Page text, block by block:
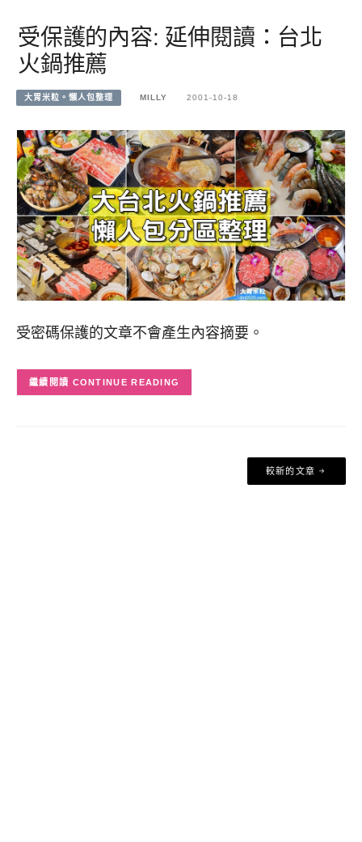
受保護的內容: 延伸閱讀：台北
火鍋推薦
大胃米粒。懶人包整理 MILLY 2001-10-18
受密碼保護的文章不會產生內容摘要。
CONTINUE READING
較新的文章